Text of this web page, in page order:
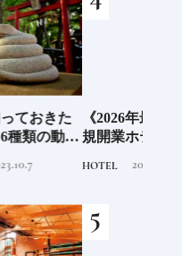
年最新》注目の新
業ホテル16選｜泊ま
敵なホテル
2026.4.22